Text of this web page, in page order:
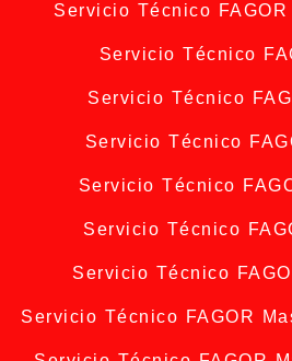
Servicio Técnico
Servicio Técnico
Servicio Técnico
Servicio Técnico
Servicio Técnico
Servicio Técnico
Servicio Técnico
Servicio Técnico FAGOR